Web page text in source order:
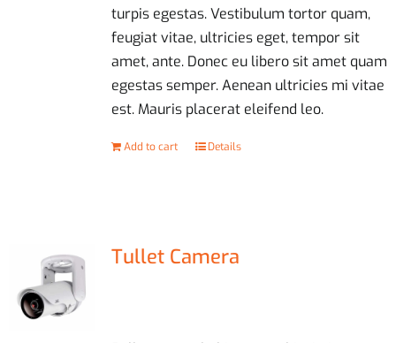
turpis egestas. Vestibulum tortor quam,
feugiat vitae, ultricies eget, tempor sit
amet, ante. Donec eu libero sit amet quam
egestas semper. Aenean ultricies mi vitae
est. Mauris placerat eleifend leo.
Add to cart Details
Tullet Camera